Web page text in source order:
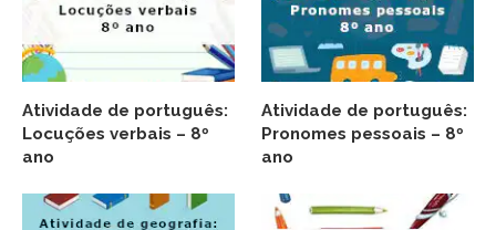
Atividade de português:
Locuções verbais – 8º
ano
Atividade de português:
Pronomes pessoais – 8º
ano